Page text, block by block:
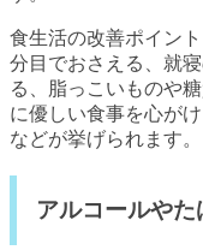
食生活の改善ポイン
分目でおさえる、就
る、脂っこいものや
に優しい食事を心が
などが挙げられます。
アルコールや